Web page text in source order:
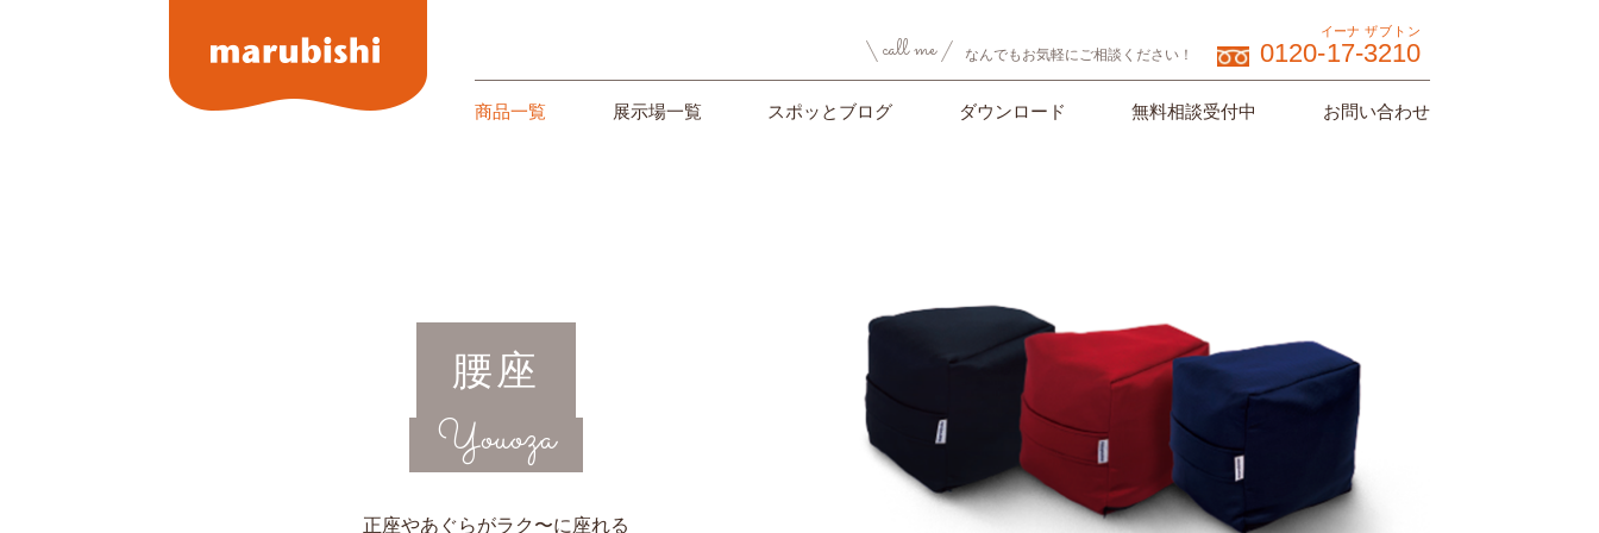
call me なんでもお気軽にご相談ください！ 0120-17
イーナ
-3210
ザブトン
商品一覧 展示場一覧 スポッとブログ ダウンロード 無料相談受付中 お問い合わせ
腰座
Youoza
正座やあぐらがラク〜に座れる